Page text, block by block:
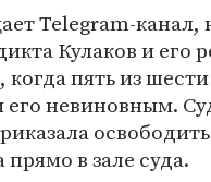
Telegram-канал,
Кулаков и его
когда пять из
его невиновным.
освободить
в зале суда.